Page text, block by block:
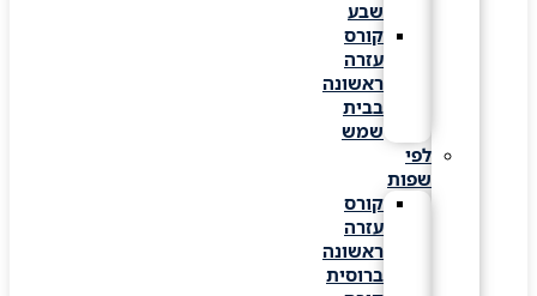
קורס
עזרה
ראשונה
בבית
שמש
לפי
שפות
קורס
עזרה
ראשונה
ברוסית